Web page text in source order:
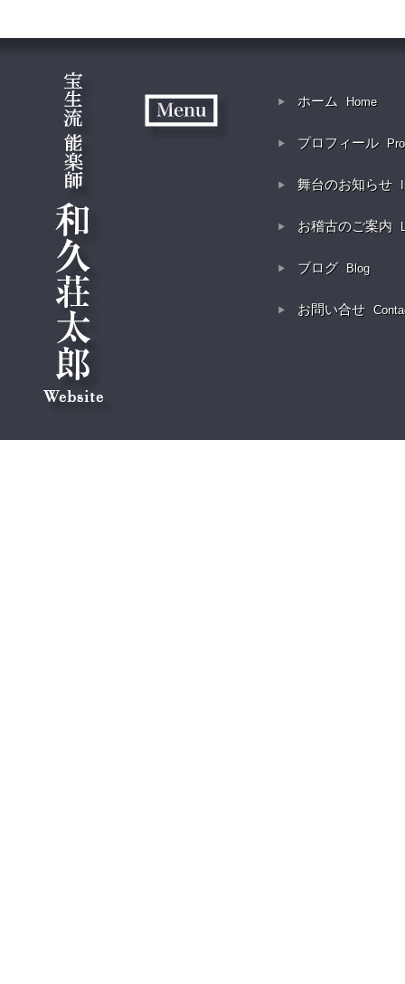
ホーム Home
プロフィール
舞台のお知らせ
お稽古のご案内
ブログ Blog
お問い合せ